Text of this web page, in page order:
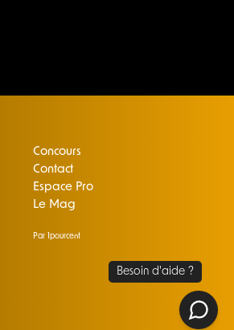
Concours
Contact
Espace Pro
Le Mag
Par 1pourcent